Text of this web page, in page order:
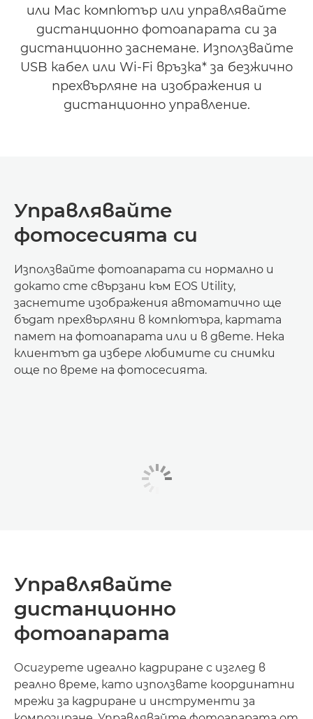
или Mac компютър или управлявайте
дистанционно фотоапарата си за
дистанционно заснемане. Използвайте
USB кабел или Wi-Fi връзка* за безжично
прехвърляне на изображения и
дистанционно управление.
Управлявайте
фотосесията си
Използвайте фотоапарата си нормално и
докато сте свързани към EOS Utility,
заснетите изображения автоматично ще
бъдат прехвърляни в компютъра, картата
памет на фотоапарата или и в двете. Нека
клиентът да избере любимите си снимки
още по време на фотосесията.
Управлявайте
дистанционно
фотоапарата
Осигурете идеално кадриране с изглед в
реално време, като използвате координатни
мрежи за кадриране и инструменти за